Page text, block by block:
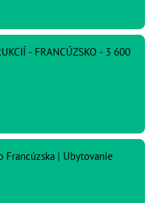
- FRANCÚZSKO - 3 600
Francúzska | Ubytovanie